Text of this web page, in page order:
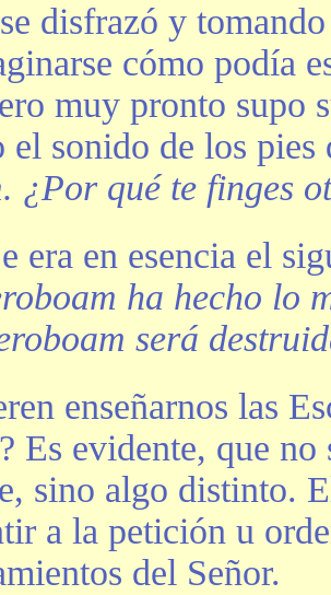
disfrazó y
cómo podía
muy pronto supo
el sonido de los
¿Por qué te finges
era en esencia el
ha hecho lo
será
enseñarnos las
Es evidente, que
sino algo distinto.
a la petición u
del Señor.